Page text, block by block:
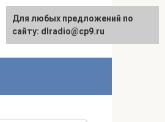
Для любых предложений по
сайту: dlradio@cp9.ru